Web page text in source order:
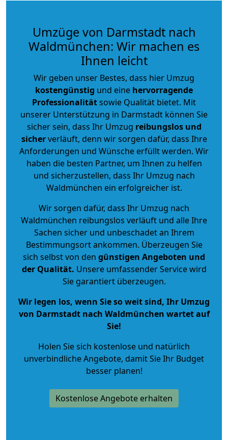
Umzüge von Darmstadt nach
Waldmünchen: Wir machen es
Ihnen leicht
Wir geben unser Bestes, dass hier Umzug
kostengünstig und eine hervorragende
Professionalitätsowie Qualität bietet. Mit
unserer Unterstützung in Darmstadt können Sie
sicher sein, dass Ihr Umzug reibungslos und
sicherverläuft, denn wir sorgen dafür, dass Ihre
Anforderungen und Wünsche erfüllt werden. Wir
haben die besten Partner, um Ihnen zu helfen
und sicherzustellen, dass Ihr Umzug nach
Waldmünchen ein erfolgreicher ist.
Wir sorgen dafür, dass Ihr Umzug nach
Waldmünchen reibungslos verläuft und alle Ihre
Sachen sicher und unbeschadet an Ihrem
Bestimmungsort ankommen. Überzeugen Sie
sich selbst von den günstigen Angeboten und
der Qualität. Unsere umfassender Service wird
Sie garantiert überzeugen.
Wir legen los, wenn Sie so weit sind, Ihr Umzug
von Darmstadt nach Waldmünchen wartet auf
Sie!
Holen Sie sich kostenlose und natürlich
unverbindliche Angebote, damit Sie Ihr Budget
besser planen!
Kostenlose Angebote erhalten